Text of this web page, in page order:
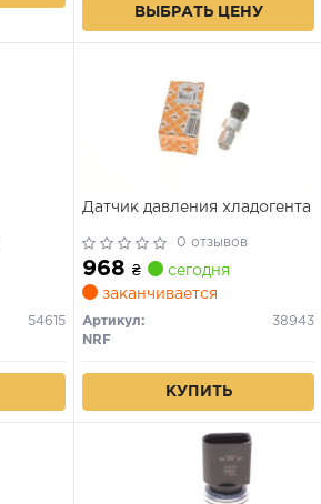
ВЫБРАТЬ ЦЕНУ
54615
Датчик давления хладогента
0 отзывов
968 ₴
сегодня
заканчивается
Артикул:
38943
NRF
КУПИТЬ